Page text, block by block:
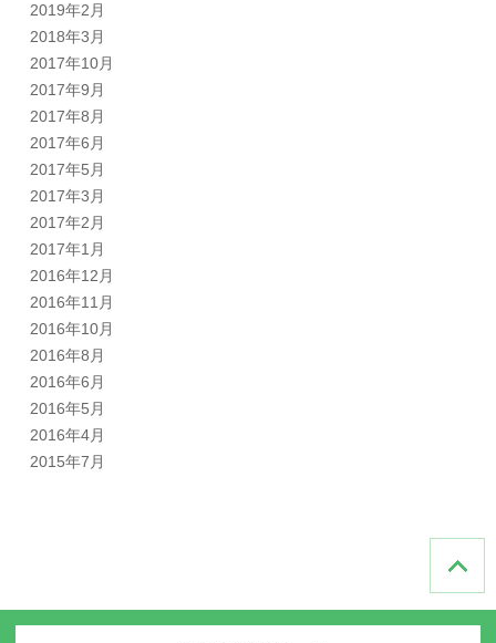
2019年2月
2018年3月
2017年10月
2017年9月
2017年8月
2017年6月
2017年5月
2017年3月
2017年2月
2017年1月
2016年12月
2016年11月
2016年10月
2016年8月
2016年6月
2016年5月
2016年4月
2015年7月